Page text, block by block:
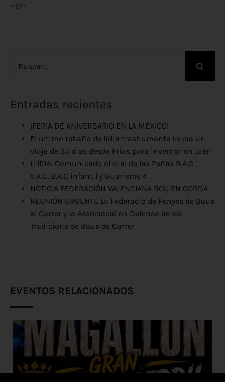
vigor.
Entradas recientes
¡FERIA DE ANIVERSARIO EN LA MÉXICO!
El último rebaño de lidia trashumante inicia un
viaje de 35 días desde Frías para invernar en Jaén
LLÍRIA: Comunicado oficial de las Peñas B.A.C ,
V.A.C, B.A.C infantil y Guarisme 4
NOTICIA FEDERACIÓN VALENCIANA BOU EN CORDA
REUNIÓN URGENTE La Federació de Penyes de Bous
al Carrer y la Associació en Defensa de les
Tradicions de Bous de Carrer
EVENTOS RELACIONADOS